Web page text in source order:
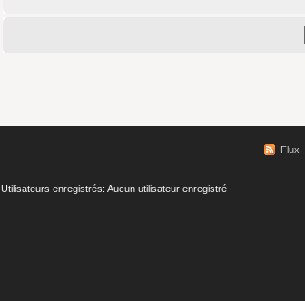
Flux
Utilisateurs enregistrés: Aucun utilisateur enregistré